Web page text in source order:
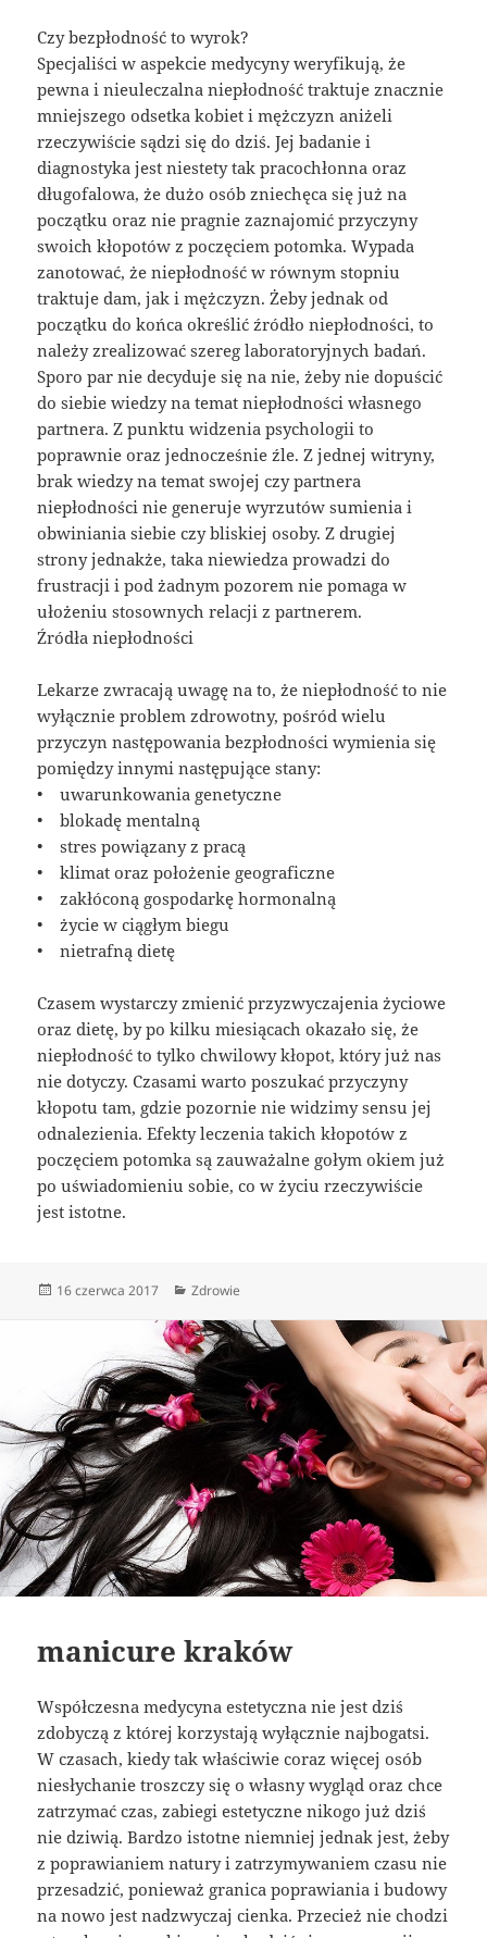
Czy bezpłodność to wyrok?
Specjaliści w aspekcie medycyny weryfikują, że
pewna i nieuleczalna niepłodność traktuje znacznie
mniejszego odsetka kobiet i mężczyzn aniżeli
rzeczywiście sądzi się do dziś. Jej badanie i
diagnostyka jest niestety tak pracochłonna oraz
długofalowa, że dużo osób zniechęca się już na
początku oraz nie pragnie zaznajomić przyczyny
swoich kłopotów z poczęciem potomka. Wypada
zanotować, że niepłodność w równym stopniu
traktuje dam, jak i mężczyzn. Żeby jednak od
początku do końca określić źródło niepłodności, to
należy zrealizować szereg laboratoryjnych badań.
Sporo par nie decyduje się na nie, żeby nie dopuścić
do siebie wiedzy na temat niepłodności własnego
partnera. Z punktu widzenia psychologii to
poprawnie oraz jednocześnie źle. Z jednej witryny,
brak wiedzy na temat swojej czy partnera
niepłodności nie generuje wyrzutów sumienia i
obwiniania siebie czy bliskiej osoby. Z drugiej
strony jednakże, taka niewiedza prowadzi do
frustracji i pod żadnym pozorem nie pomaga w
ułożeniu stosownych relacji z partnerem.
Źródła niepłodności
Lekarze zwracają uwagę na to, że niepłodność to nie
wyłącznie problem zdrowotny, pośród wielu
przyczyn następowania bezpłodności wymienia się
pomiędzy innymi następujące stany:
• uwarunkowania genetyczne
• blokadę mentalną
• stres powiązany z pracą
• klimat oraz położenie geograficzne
• zakłóconą gospodarkę hormonalną
• życie w ciągłym biegu
• nietrafną dietę
Czasem wystarczy zmienić przyzwyczajenia życiowe
oraz dietę, by po kilku miesiącach okazało się, że
niepłodność to tylko chwilowy kłopot, który już nas
nie dotyczy. Czasami warto poszukać przyczyny
kłopotu tam, gdzie pozornie nie widzimy sensu jej
odnalezienia. Efekty leczenia takich kłopotów z
poczęciem potomka są zauważalne gołym okiem już
po uświadomieniu sobie, co w życiu rzeczywiście
jest istotne.
Data
16 czerwca 2017 Kategorie
Zdrowie
manicure kraków
Współczesna medycyna estetyczna nie jest dziś
zdobyczą z której korzystają wyłącznie najbogatsi.
W czasach, kiedy tak właściwie coraz więcej osób
niesłychanie troszczy się o własny wygląd oraz chce
zatrzymać czas, zabiegi estetyczne nikogo już dziś
nie dziwią. Bardzo istotne niemniej jednak jest, żeby
z poprawianiem natury i zatrzymywaniem czasu nie
przesadzić, ponieważ granica poprawiania i budowy
na nowo jest nadzwyczaj cienka. Przecież nie chodzi